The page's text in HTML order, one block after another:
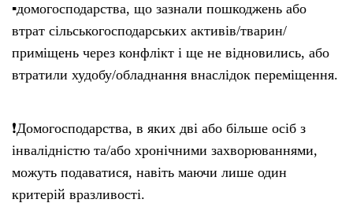
▪️домогосподарства, що зазнали пошкоджень або
втрат сільськогосподарських активів/тварин/
приміщень через конфлікт і ще не відновились, або
втратили худобу/обладнання внаслідок переміщення.
❗️Домогосподарства, в яких дві або більше осіб з
інвалідністю та/або хронічними захворюваннями,
можуть подаватися, навіть маючи лише один
критерій вразливості.